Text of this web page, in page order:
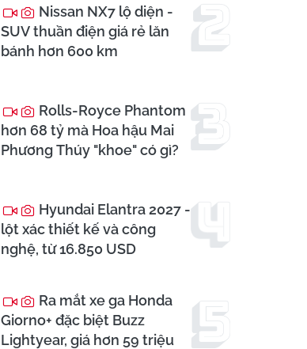
Nissan NX7 lộ diện -
SUV thuần điện giá rẻ lăn
bánh hơn 600 km
Rolls-Royce Phantom
hơn 68 tỷ mà Hoa hậu Mai
Phương Thúy "khoe" có gì?
Hyundai Elantra 2027 -
lột xác thiết kế và công
nghệ, từ 16.850 USD
Ra mắt xe ga Honda
Giorno+ đặc biệt Buzz
Lightyear, giá hơn 59 triệu